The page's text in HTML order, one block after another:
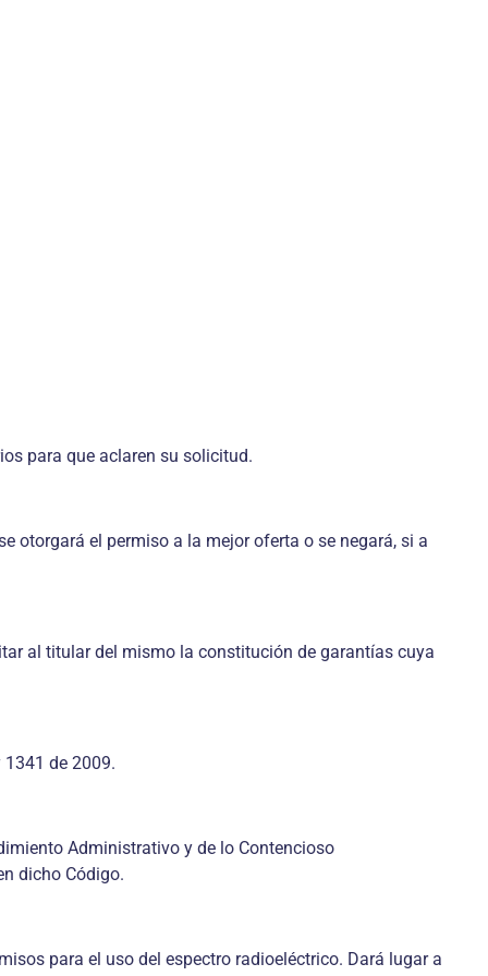
para que aclaren su solicitud.
otorgará el permiso a la mejor oferta o se negará, si a
al titular del mismo la constitución de garantías cuya
de 2009.
Administrativo y de lo Contencioso
dicho Código.
para el uso del espectro radioeléctrico. Dará lugar a